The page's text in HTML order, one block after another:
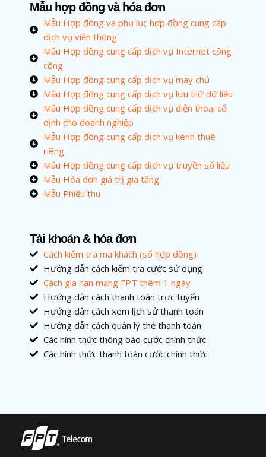
Mẫu hợp đồng và hóa đơn
Mẫu Hợp đồng và phụ lục hợp đồng cung cấp
dịch vụ viễn thông
Mẫu Hợp đồng cung cấp dịch vụ Internet công
cộng
Mẫu Hợp đồng cung cấp dịch vụ máy chủ
Mẫu Hợp đồng cung cấp dịch vụ lưu trữ dữ liệu
Mẫu Hợp đồng cung cấp dịch vụ điện thoại cố
định cho doanh nghiệp
Mẫu Hợp đồng cung cấp dịch vụ kênh thuê
riêng
Mẫu Hợp đồng cung cấp dịch vụ truyền số liệu
Mẫu Hóa đơn giá trị gia tăng
Mẫu Phiếu thu
Tài khoản & hóa đơn
Cách kiểm tra mã khách (số hợp đồng)
Hướng dẫn cách kiểm tra cước sử dụng
Cách gia hạn mạng FPT thêm 1 ngày
Hướng dẫn cách thanh toán trực tuyến
Hướng dẫn cách xem lịch sử thanh toán
Hướng dẫn cách quản lý thẻ thanh toán
Các hình thức thông báo cước chính thức
Các hình thức thanh toán cước chính thức